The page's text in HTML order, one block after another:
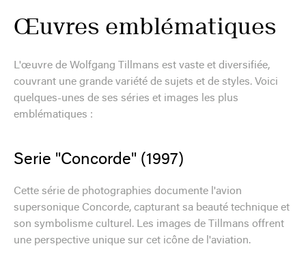
Œuvres emblématiques
L'œuvre de Wolfgang Tillmans est vaste et diversifiée,
couvrant une grande variété de sujets et de styles. Voici
quelques-unes de ses séries et images les plus
emblématiques :
Serie "Concorde" (1997)
Cette série de photographies documente l'avion
supersonique Concorde, capturant sa beauté technique et
son symbolisme culturel. Les images de Tillmans offrent
une perspective unique sur cet icône de l'aviation.